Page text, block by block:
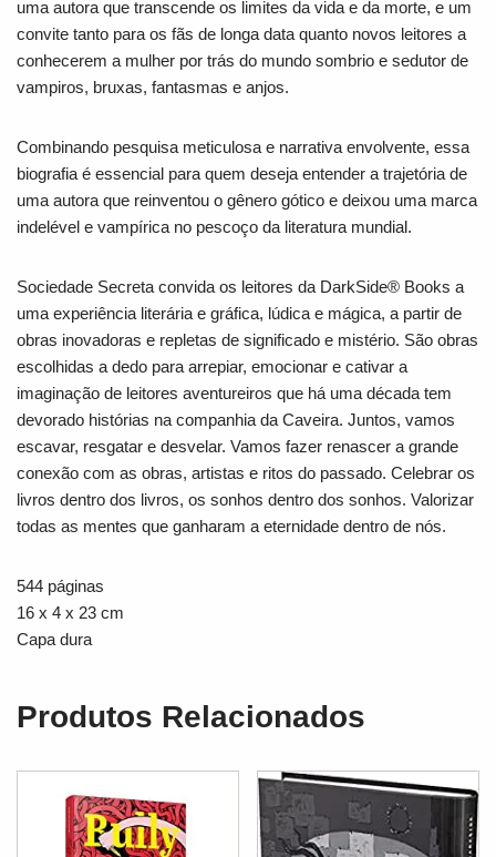
uma autora que transcende os limites da vida e da morte, e um
convite tanto para os fãs de longa data quanto novos leitores a
conhecerem a mulher por trás do mundo sombrio e sedutor de
vampiros, bruxas, fantasmas e anjos.
Combinando pesquisa meticulosa e narrativa envolvente, essa
biografia é essencial para quem deseja entender a trajetória de
uma autora que reinventou o gênero gótico e deixou uma marca
indelével e vampírica no pescoço da literatura mundial.
Sociedade Secreta convida os leitores da DarkSide® Books a
uma experiência literária e gráfica, lúdica e mágica, a partir de
obras inovadoras e repletas de significado e mistério. São obras
escolhidas a dedo para arrepiar, emocionar e cativar a
imaginação de leitores aventureiros que há uma década tem
devorado histórias na companhia da Caveira. Juntos, vamos
escavar, resgatar e desvelar. Vamos fazer renascer a grande
conexão com as obras, artistas e ritos do passado. Celebrar os
livros dentro dos livros, os sonhos dentro dos sonhos. Valorizar
todas as mentes que ganharam a eternidade dentro de nós.
544 páginas
16 x 4 x 23 cm
Capa dura
Produtos Relacionados